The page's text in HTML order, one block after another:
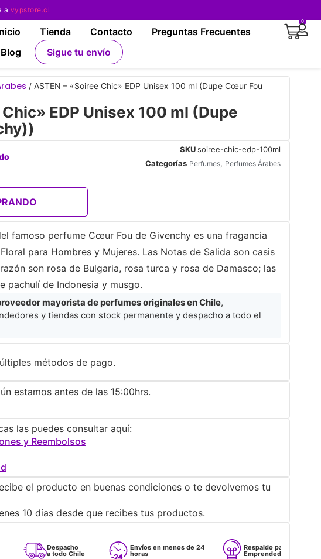
a vypstore.cl
Tienda Contacto
Preguntas Frecuentes
Blog
Sigue tu envío
0
/ ASTEN – «Soiree Chic» EDP Unisex 100 ml (Dupe Cœur Fou
EDP Unisex 100 ml (Dupe
SKUsoiree-chic-edp-100ml
Categorías Perfumes, Perfumes Árabes
famoso perfume Cœur Fou de Givenchy es una fragancia
para Hombres y Mujeres. Las Notas de Salida son casis
son rosa de Bulgaria, rosa turca y rosa de Damasco; las
pachulí de Indonesia y musgo.
mayorista de perfumes originales en Chile,
y tiendas con stock permanente y despacho a todo el
métodos de pago.
estamos antes de las 15:00hrs.
las puedes consultar aquí:
y Reembolsos
el producto en buenas condiciones o te devolvemos tu
10 días desde que recibes tus productos.
Despacho
a todo Chile
Envíos en menos de 24
horas
Respaldo para
Emprendedores